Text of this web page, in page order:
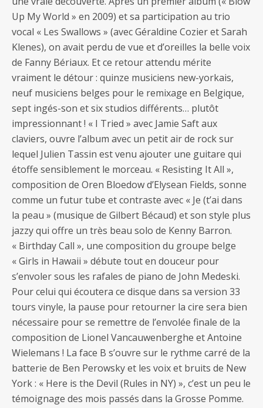
Up My World » en 2009) et sa participation au trio
vocal « Les Swallows » (avec Géraldine Cozier et Sarah
Klenes), on avait perdu de vue et d’oreilles la belle voix
de Fanny Bériaux. Et ce retour attendu mérite
vraiment le détour : quinze musiciens new-yorkais,
neuf musiciens belges pour le remixage en Belgique,
sept ingés-son et six studios différents… plutôt
impressionnant ! « I Tried » avec Jamie Saft aux
claviers, ouvre l’album avec un petit air de rock sur
lequel Julien Tassin est venu ajouter une guitare qui
étoffe sensiblement le morceau. « Resisting It All »,
composition de Oren Bloedow d’Elysean Fields, sonne
comme un futur tube et contraste avec « Je (t’ai dans
la peau » (musique de Gilbert Bécaud) et son style plus
jazzy qui offre un très beau solo de Kenny Barron.
« Birthday Call », une composition du groupe belge
« Girls in Hawaii » débute tout en douceur pour
s’envoler sous les rafales de piano de John Medeski.
Pour celui qui écoutera ce disque dans sa version 33
tours vinyle, la pause pour retourner la cire sera bien
nécessaire pour se remettre de l’envolée finale de la
composition de Lionel Vancauwenberghe et Antoine
Wielemans ! La face B s’ouvre sur le rythme carré de la
batterie de Ben Perowsky et les voix et bruits de New
York : « Here is the Devil (Rules in NY) », c’est un peu le
témoignage des mois passés dans la Grosse Pomme.